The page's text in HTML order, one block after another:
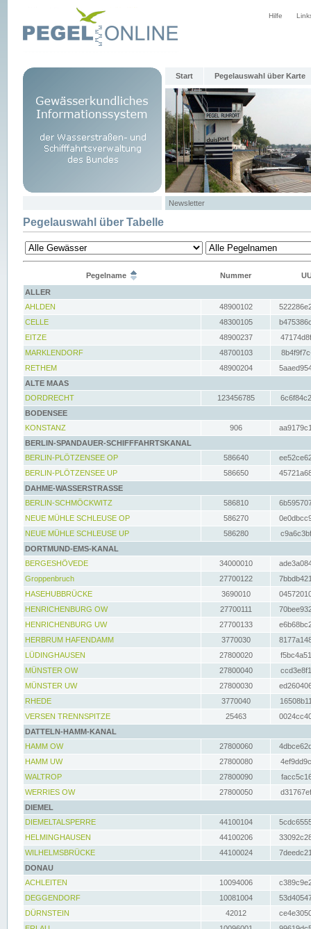
Hilfe
Start Pegelauswahl über Karte
Newsletter
Pegelauswahl über Tabelle
Pegelname Nummer
ALLER
AHLDEN
48900102
CELLE
48300105
EITZE
48900237
MARKLENDORF
48700103
RETHEM
48900204
ALTE MAAS
DORDRECHT
123456785
BODENSEE
KONSTANZ
906
BERLIN-SPANDAUER-SCHIFFFAHRTSKANAL
BERLIN-PLÖTZENSEE OP
586640
BERLIN-PLÖTZENSEE UP
586650
DAHME-WASSERSTRASSE
BERLIN-SCHMÖCKWITZ
586810
NEUE MÜHLE SCHLEUSE OP
586270
NEUE MÜHLE SCHLEUSE UP
586280
DORTMUND-EMS-KANAL
BERGESHÖVEDE
34000010
Groppenbruch
27700122
HASEHUBBRÜCKE
3690010
HENRICHENBURG OW
27700111
HENRICHENBURG UW
27700133
HERBRUM HAFENDAMM
3770030
LÜDINGHAUSEN
27800020
MÜNSTER OW
27800040
MÜNSTER UW
27800030
RHEDE
3770040
VERSEN TRENNSPITZE
25463
DATTELN-HAMM-KANAL
HAMM OW
27800060
HAMM UW
27800080
WALTROP
27800090
WERRIES OW
27800050
DIEMEL
DIEMELTALSPERRE
44100104
HELMINGHAUSEN
44100206
WILHELMSBRÜCKE
44100024
DONAU
ACHLEITEN
10094006
DEGGENDORF
10081004
DÜRNSTEIN
42012